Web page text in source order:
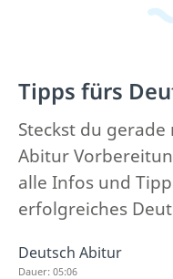
Tipps fürs
Steckst du
Abitur
alle Infos und
erfolgreiches
Deutsch Abitur
Dauer: 05:06